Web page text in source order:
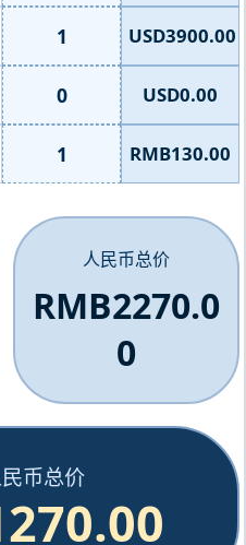
1 USD3900.00
0 USD0.00
1 RMB130.00
人民币总价
RMB2270.0
0
币总价